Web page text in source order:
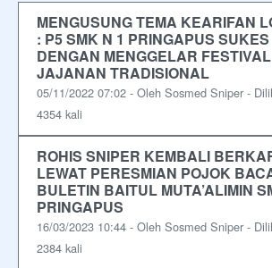
MENGUSUNG TEMA KEARIFAN
: P5 SMK N 1 PRINGAPUS SUKES
DENGAN MENGGELAR FESTIVAL
JAJANAN TRADISIONAL
05/11/2022 07:02 - Oleh Sosmed Sniper -
4354 kali
ROHIS SNIPER KEMBALI
LEWAT PERESMIAN POJOK
BULETIN BAITUL MUTA’ALIMIN
PRINGAPUS
16/03/2023 10:44 - Oleh Sosmed Sniper -
2384 kali